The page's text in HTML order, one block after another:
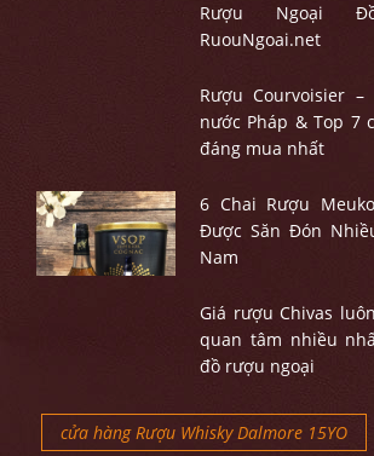
Rượu Ngoại
RuouNgoai.net
Rượu Courvoisier –
nước Pháp & Top 7
đáng mua nhất
6 Chai Rượu
Được Săn Đón
Nam
Giá rượu Chivas
quan tâm nhiều
đồ rượu ngoại
cửa hàng Rượu Whisky Dalmore 15YO